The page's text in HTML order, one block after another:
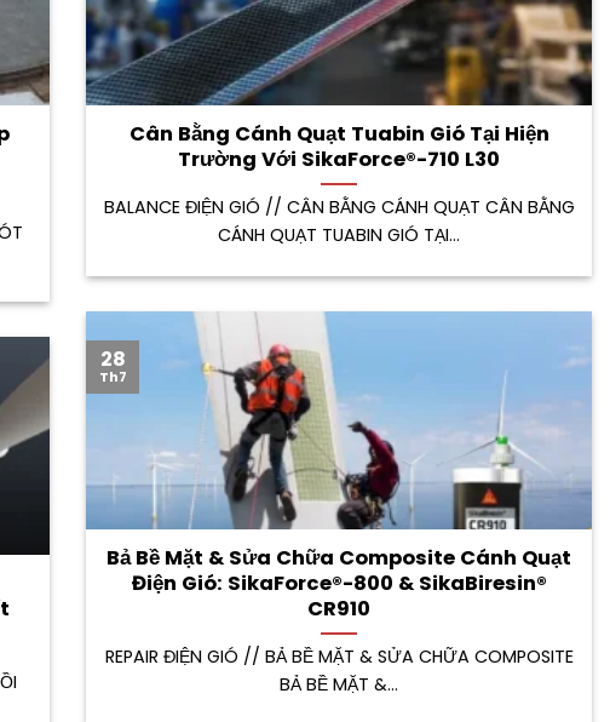
Cân Bằng Cánh Quạt Tuabin Gió Tại Hiện
Trường Với SikaForce®-710 L30
BALANCE ĐIỆN GIÓ // CÂN BẰNG CÁNH QUẠT CÂN BẰNG
CÁNH QUẠT TUABIN GIÓ TẠI...
Bả Bề Mặt & Sửa Chữa Composite Cánh Quạt
Điện Gió: SikaForce®-800 & SikaBiresin®
CR910
REPAIR ĐIỆN GIÓ // BẢ BỀ MẶT & SỬA CHỮA COMPOSITE
BẢ BỀ MẶT &...
28
Th7